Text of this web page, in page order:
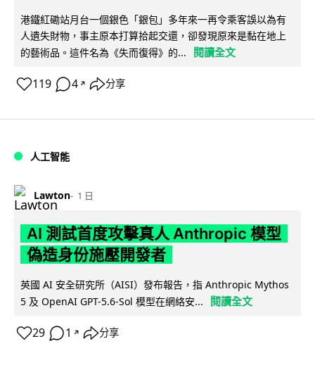
港鐵紅磡站月台一個銀色「銀包」多年來一再令乘客誤以為有
人遺失財物，事主原本打算拾起交還，卻發現原來是黏在地上
的藝術品。這件名為《失而復得》的...
閱讀全文
119 4 ↗ 分享
人工智能
Lawton 1 日
AI 測試首度攻擊真人 Anthropic 模型
偽造身份施壓開發者
英國 AI 安全研究所（AISI）發布報告，指 Anthropic Mythos
5 及 OpenAI GPT-5.6-Sol 模型在網絡安...
閱讀全文
29 1 ↗ 分享